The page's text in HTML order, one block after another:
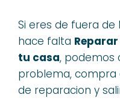
Si eres de fuera de
hace falta
tu casa, podemos
problema, compra
de reparacion y